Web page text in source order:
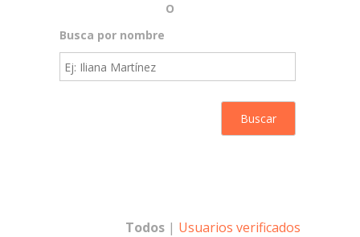
O
Busca por nombre
Todos | Usuarios verificados